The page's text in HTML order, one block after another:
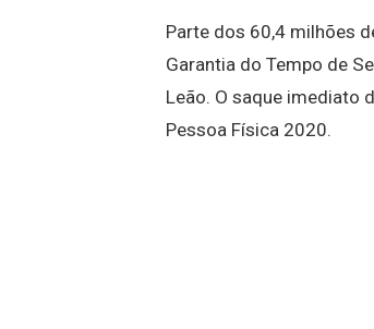
Parte dos 60,4 milhões
Garantia do Tempo de
Leão. O saque imediato
Pessoa Física 2020.